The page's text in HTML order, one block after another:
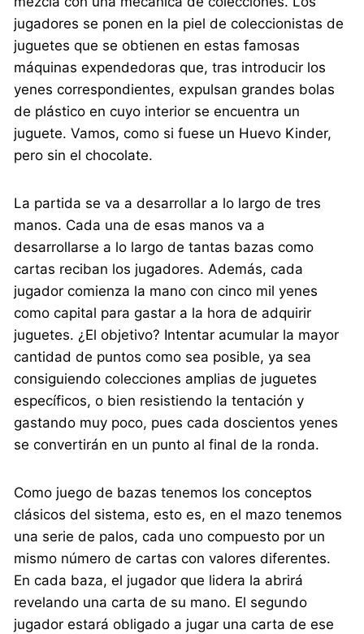
jugadores se ponen en la piel de coleccionistas de
juguetes que se obtienen en estas famosas
máquinas expendedoras que, tras introducir los
yenes correspondientes, expulsan grandes bolas
de plástico en cuyo interior se encuentra un
juguete. Vamos, como si fuese un Huevo Kinder,
pero sin el chocolate.
La partida se va a desarrollar a lo largo de tres
manos. Cada una de esas manos va a
desarrollarse a lo largo de tantas bazas como
cartas reciban los jugadores. Además, cada
jugador comienza la mano con cinco mil yenes
como capital para gastar a la hora de adquirir
juguetes. ¿El objetivo? Intentar acumular la mayor
cantidad de puntos como sea posible, ya sea
consiguiendo colecciones amplias de juguetes
específicos, o bien resistiendo la tentación y
gastando muy poco, pues cada doscientos yenes
se convertirán en un punto al final de la ronda.
Como juego de bazas tenemos los conceptos
clásicos del sistema, esto es, en el mazo tenemos
una serie de palos, cada uno compuesto por un
mismo número de cartas con valores diferentes.
En cada baza, el jugador que lidera la abrirá
revelando una carta de su mano. El segundo
jugador estará obligado a jugar una carta de ese